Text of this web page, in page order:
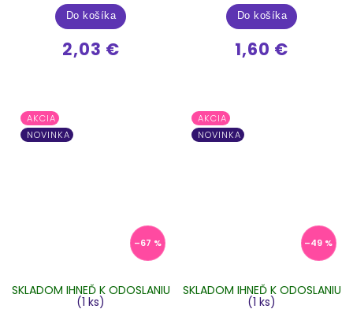
2,03 €
Do košíka
1,60 €
Do košíka
AKCIA
NOVINKA
–67 %
SKLADOM IHNEĎ K ODOSLANIU
(1 ks)
AKCIA
NOVINKA
–49 %
SKLADOM IHNEĎ K ODOSLANIU
(1 ks)